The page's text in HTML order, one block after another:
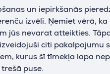
un iepirkšanās
izvēli. Ņemiet vērā,
jūs nevarat atteikties.
citi pakalpojumu
kurus šī tīmekļa lapa
puse.